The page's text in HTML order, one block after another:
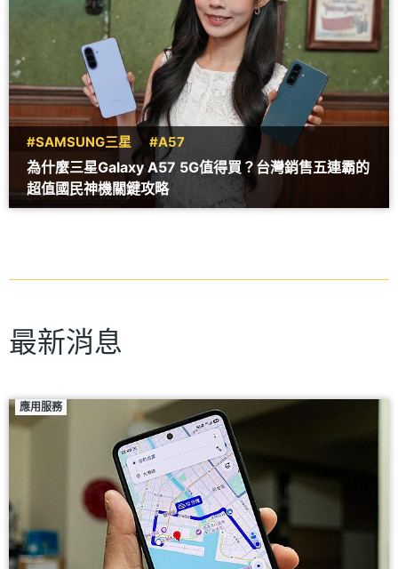
#SAMSUNG三星 #A57
為什麼三星Galaxy A57 5G值得買？台灣銷售五連霸的
超值國民神機關鍵攻略
最新消息
應用服務